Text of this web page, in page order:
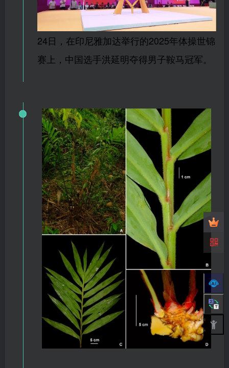
24日，在印尼雅加达举行的2025年体操世锦
赛上，中国选手洪延明夺得男子鞍马冠军。